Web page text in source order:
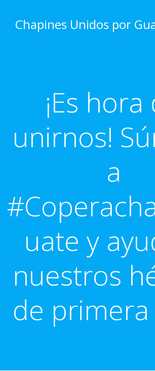
content
Chapines Unidos por
¡Es hora
unirnos!
a
uate y
nuestros
de